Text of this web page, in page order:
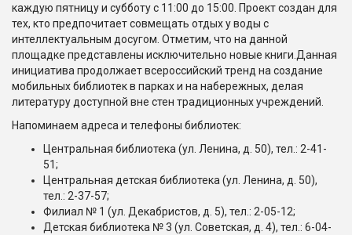
каждую пятницу и субботу с 11:00 до 15:00. Проект создан для
тех, кто предпочитает совмещать отдых у воды с
интеллектуальным досугом. Отметим, что на данной
площадке представлены исключительно новые книги.Данная
инициатива продолжает всероссийский тренд на создание
мобильных библиотек в парках и на набережных, делая
литературу доступной вне стен традиционных учреждений.
Напоминаем адреса и телефоны библиотек:
Центральная библиотека (ул. Ленина, д. 50), тел.: 2-41-
51;
Центральная детская библиотека (ул. Ленина, д. 50),
тел.: 2-37-57;
Филиал № 1 (ул. Декабристов, д. 5), тел.: 2-05-12;
Детская библиотека № 3 (ул. Советская, д. 4), тел.: 6-04-